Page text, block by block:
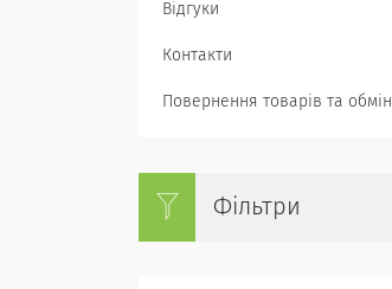
Відгуки
Контакти
Повернення товарів та обмін
Фільтри